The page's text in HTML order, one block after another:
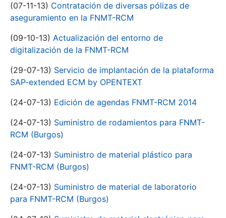
(07-11-13) Contratación de diversas pólizas de
aseguramiento en la FNMT-RCM
(09-10-13) Actualización del entorno de
digitalización de la FNMT-RCM
(29-07-13) Servicio de implantación de la plataforma
SAP-extended ECM by OPENTEXT
(24-07-13) Edición de agendas FNMT-RCM 2014
(24-07-13) Suministro de rodamientos para FNMT-
RCM (Burgos)
(24-07-13) Suministro de material plástico para
FNMT-RCM (Burgos)
(24-07-13) Suministro de material de laboratorio
para FNMT-RCM (Burgos)